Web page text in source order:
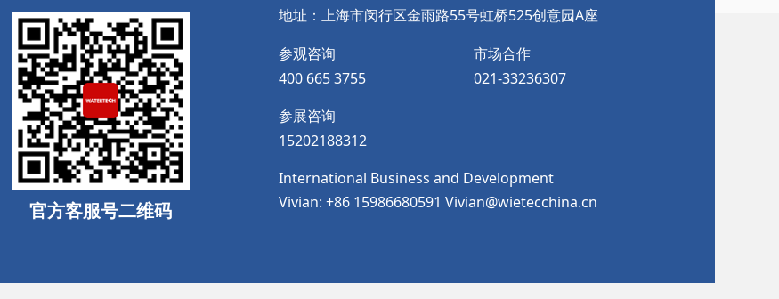
官方客服号二维码
地址：上海市闵行区金雨路55号虹桥525创意园A座
参观咨询
400 665 3755
市场合作
021-33236307
参展咨询
15202188312
International Business and Development
Vivian: +86 15986680591 Vivian@wietecchina.cn